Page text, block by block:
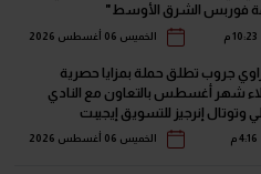
فوربس الشرق الأوسط"
الخميس 06 أغسطس 2026
جروب تطلق حملة بمزايا حصرية
شهر أغسطس بالتعاون مع النادي
وتوتال إنرجيز للتسويق إيجيبت
الخميس 06 أغسطس 2026